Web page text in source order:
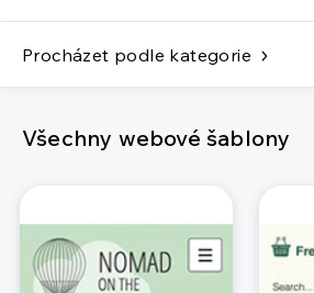
Procházet podle kategorie
Všechny webové šablony